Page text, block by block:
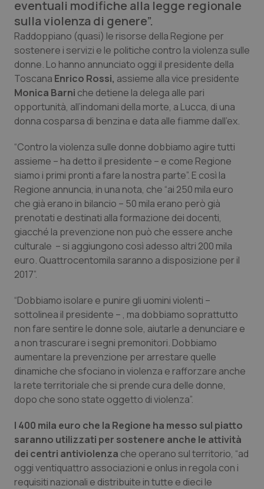
Abruzzo
Basilicata
Calabria
Campania
Emilia-Romagna
Friuli Venezia Giulia
Lazio
Liguria
Lombardia
Marche
Molise
Piemonte
Provincia Autonoma di Bolzano
Provincia Autonoma di Trento
Puglia
Sardegna
QS Pro Gold
Artrite & artrosi
Asma & BPCO
Car-T
Colesterolo & coronaropatie
Dermatite Atopica
Diabete & glucometri
Disturbi dell’umore
Dolore
Donna & Salute
Epatiti
HIV
Infezioni & Febbre
Ipertensione & Scompenso
Malattie rare
Malattia di Crohn & Rettocolite Ulcerosa
QS Club Newsletter
eventuali modifiche alla legge regionale
sulla violenza di genere”.
Raddoppiano (quasi) le risorse della Regione per
sostenere i servizi e le politiche contro la violenza sulle
donne. Lo hanno annunciato oggi il presidente della
Toscana Enrico Rossi, assieme alla vice presidente
Monica Barni che detiene la delega alle pari
opportunità, all’indomani della morte, a Lucca, di una
donna cosparsa di benzina e data alle fiamme dall’ex.
“Contro la violenza sulle donne dobbiamo agire tutti
assieme – ha detto il presidente – e come Regione
siamo i primi pronti a fare la nostra parte”. E così la
Regione annuncia, in una nota, che “ai 250 mila euro
che già erano in bilancio – 50 mila erano però già
prenotati e destinati alla formazione dei docenti,
giacché la prevenzione non può che essere anche
culturale – si aggiungono così adesso altri 200 mila
euro. Quattrocentomila saranno a disposizione per il
2017”.
“Dobbiamo isolare e punire gli uomini violenti –
sottolinea il presidente – , ma dobbiamo soprattutto
non fare sentire le donne sole, aiutarle a denunciare e
a non trascurare i segni premonitori. Dobbiamo
aumentare la prevenzione per arrestare quelle
dinamiche che sfociano in violenza e rafforzare anche
la rete territoriale che si prende cura delle donne,
dopo che sono state oggetto di violenza”.
I 400 mila euro che la Regione ha messo sul piatto
saranno utilizzati per sostenere anche le attività
dei centri antiviolenza che operano sul territorio, “ad
oggi ventiquattro associazioni e onlus in regola con i
requisiti nazionali e distribuite in tutte e dieci le